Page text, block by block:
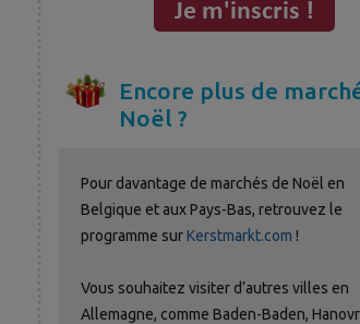
Encore plus de
Noël ?
Pour davantage de marchés de Noël en
Belgique et aux Pays-Bas, retrouvez le
programme surKerstmarkt.com !
Vous souhaitez visiter d’autres villes en
Allemagne, comme Baden-Baden,